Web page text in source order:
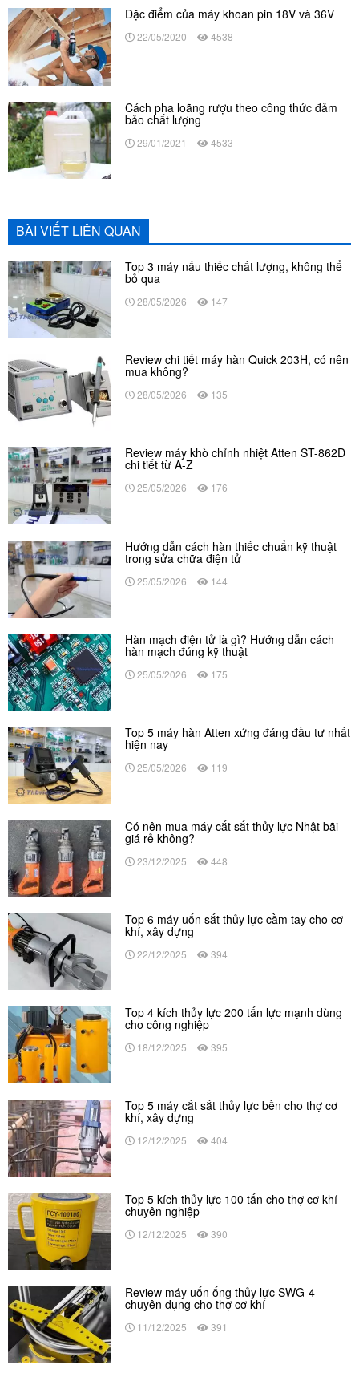
Đặc điểm của máy khoan pin 18V và 36V
22/05/2020 4538
Cách pha loãng rượu theo công thức đảm
bảo chất lượng
29/01/2021 4533
BÀI VIẾT LIÊN QUAN
Top 3 máy nấu thiếc chất lượng, không thể
bỏ qua
28/05/2026 147
Review chi tiết máy hàn Quick 203H, có nên
mua không?
28/05/2026 135
Review máy khò chỉnh nhiệt Atten ST-862D
chi tiết từ A-Z
25/05/2026 176
Hướng dẫn cách hàn thiếc chuẩn kỹ thuật
trong sửa chữa điện tử
25/05/2026 144
Hàn mạch điện tử là gì? Hướng dẫn cách
hàn mạch đúng kỹ thuật
25/05/2026 175
Top 5 máy hàn Atten xứng đáng đầu tư nhất
hiện nay
25/05/2026 119
Có nên mua máy cắt sắt thủy lực Nhật bãi
giá rẻ không?
23/12/2025 448
Top 6 máy uốn sắt thủy lực cầm tay cho cơ
khí, xây dựng
22/12/2025 394
Top 4 kích thủy lực 200 tấn lực mạnh dùng
cho công nghiệp
18/12/2025 395
Top 5 máy cắt sắt thủy lực bền cho thợ cơ
khí, xây dựng
12/12/2025 404
Top 5 kích thủy lực 100 tấn cho thợ cơ khí
chuyên nghiệp
12/12/2025 390
Review máy uốn ống thủy lực SWG-4
chuyên dụng cho thợ cơ khí
11/12/2025 391